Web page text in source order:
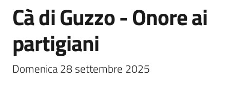
Amministrazione
Servizi
Salta al contenuto
Cà di Guzzo - Onore ai
partigiani
Domenica 28 settembre 2025